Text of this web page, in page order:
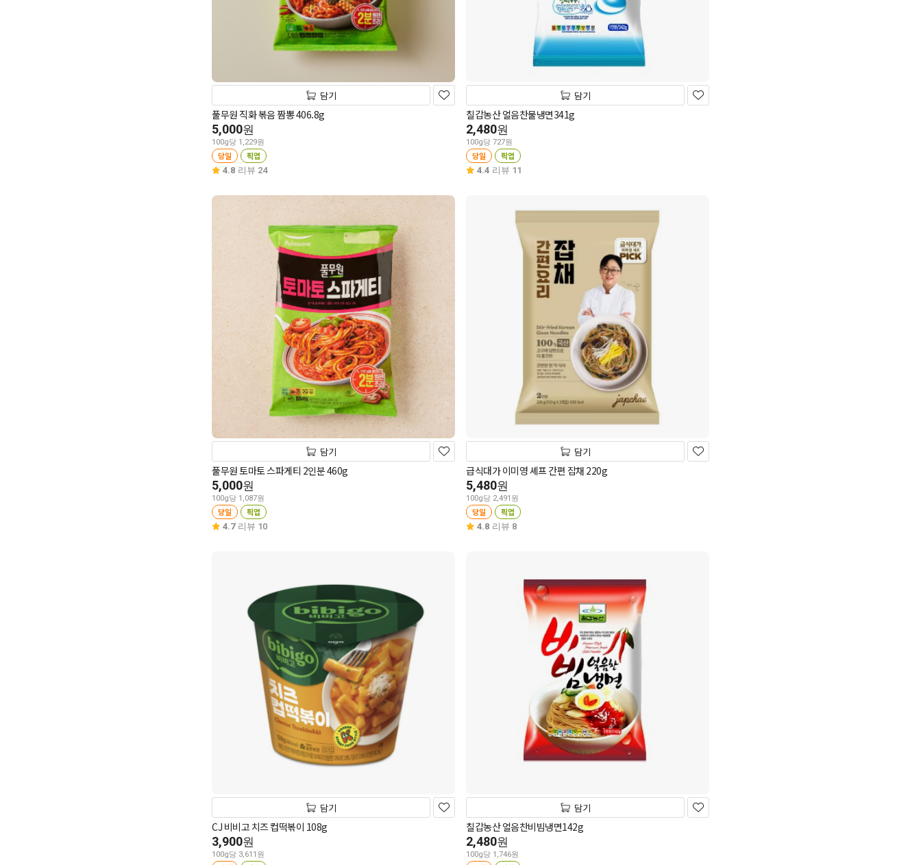
담기
풀무원 직화 볶음 짬뽕 406.8g
5,000원
100g당 1,229원
당일 픽업
4.8 리뷰 24
담기
칠갑농산 얼음찬물냉면341g
2,480원
100g당 727원
당일 픽업
4.4 리뷰 11
담기
풀무원 토마토 스파게티 2인분 460g
5,000원
100g당 1,087원
당일 픽업
4.7 리뷰 10
담기
급식대가 이미영 셰프 간편 잡채 220g
5,480원
100g당 2,491원
당일 픽업
4.8 리뷰 8
담기
CJ 비비고 치즈 컵떡볶이 108g
3,900원
100g당 3,611원
담기
칠갑농산 얼음찬비빔냉면142g
2,480원
100g당 1,746원